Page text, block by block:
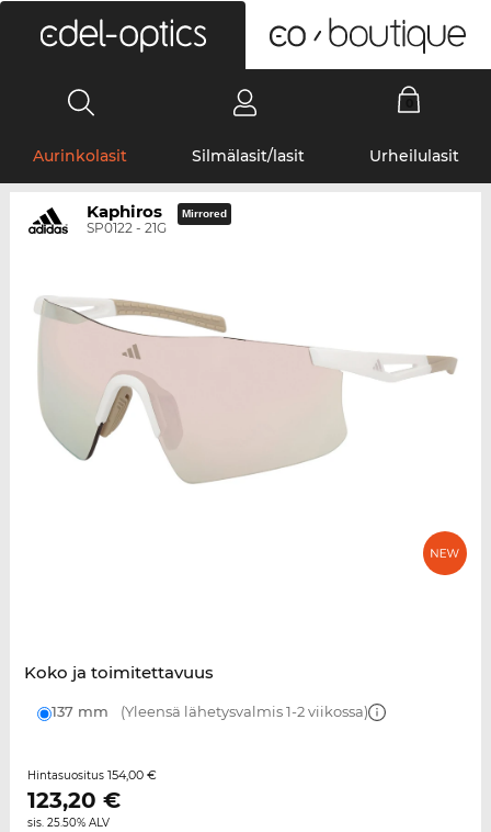
Aurinkolasit Silmälasit/lasit Urheilulasit
Kaphiros
SP0122 - 21G
Mirrored
Koko ja toimitettavuus
137 mm (Yleensä lähetysvalmis 1-2 viikossa)
Hintasuositus 154,00 €
123,20 €
sis. 25.50% ALV